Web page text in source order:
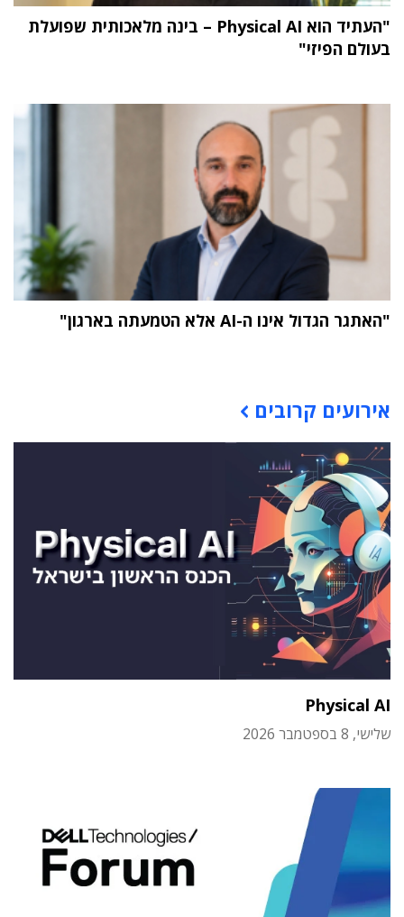
"העתיד הוא Physical AI – בינה מלאכותית שפועלת
בעולם הפיזי"
"האתגר הגדול אינו ה-AI אלא הטמעתה בארגון"
אירועים קרובים
Physical AI
שלישי, 8 בספטמבר 2026